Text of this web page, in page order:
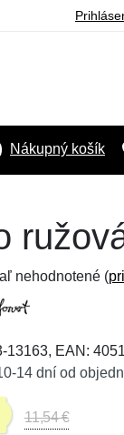
Nákupný košík
nehodnotené (
13163, EAN:
14 dní od
11,54 €